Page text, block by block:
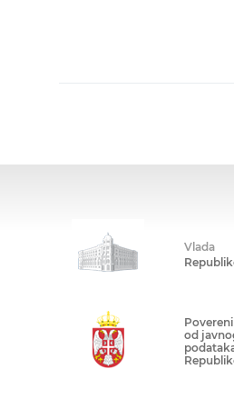
Vlada
od